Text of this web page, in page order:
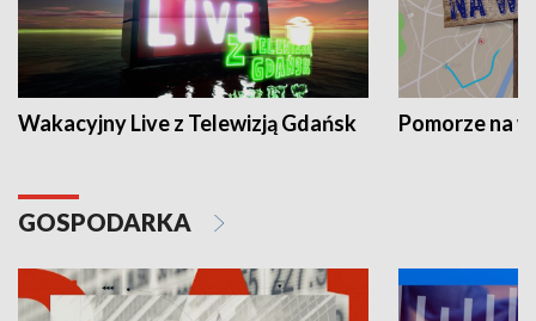
Wakacyjny Live z Telewizją Gdańsk Pomorze na
GOSPODARKA